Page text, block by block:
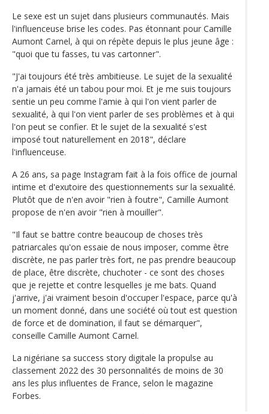
Le sexe est un sujet dans plusieurs communautés. Mais
l'influenceuse brise les codes. Pas étonnant pour Camille
Aumont Carnel, à qui on répète depuis le plus jeune âge :
"quoi que tu fasses, tu vas cartonner".
"J'ai toujours été très ambitieuse. Le sujet de la sexualité
n'a jamais été un tabou pour moi. Et je me suis toujours
sentie un peu comme l'amie à qui l'on vient parler de
sexualité, à qui l'on vient parler de ses problèmes et à qui
l'on peut se confier. Et le sujet de la sexualité s'est
imposé tout naturellement en 2018", déclare
l'influenceuse.
A 26 ans, sa page Instagram fait à la fois office de journal
intime et d'exutoire des questionnements sur la sexualité.
Plutôt que de n'en avoir "rien à foutre", Camille Aumont
propose de n'en avoir "rien à mouiller".
"Il faut se battre contre beaucoup de choses très
patriarcales qu'on essaie de nous imposer, comme être
discrète, ne pas parler très fort, ne pas prendre beaucoup
de place, être discrète, chuchoter - ce sont des choses
que je rejette et contre lesquelles je me bats. Quand
j'arrive, j'ai vraiment besoin d'occuper l'espace, parce qu'à
un moment donné, dans une société où tout est question
de force et de domination, il faut se démarquer",
conseille Camille Aumont Carnel.
La nigériane sa success story digitale la propulse au
classement 2022 des 30 personnalités de moins de 30
ans les plus influentes de France, selon le magazine
Forbes.